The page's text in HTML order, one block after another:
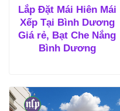
Lắp Đặt Mái Hiên Mái
Xếp Tại Bình Dương
Giá rẻ, Bạt Che Nắng
Bình Dương